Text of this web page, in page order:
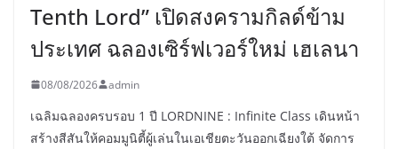
Tenth Lord” เปิดสงครามกิลด์ข้าม
ประเทศ ฉลองเซิร์ฟเวอร์ใหม่ เฮเลนา
08/08/2026 admin
เฉลิมฉลองครบรอบ 1 ปี LORDNINE : Infinite Class เดินหน้า
สร้างสีสันให้คอมมูนิตี้ผู้เล่นในเอเชียตะวันออกเฉียงใต้ จัดการ